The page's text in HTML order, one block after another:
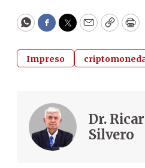
WhatsApp
Facebook
Twitter
EmailCopy
Impreso
Dr.
Silvero